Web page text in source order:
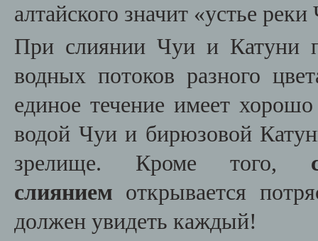
алтайского значит «устье
При слиянии Чуи и Катуни
водных потоков разного
единое течение имеет
водой Чуи и бирюзовой
зрелище. Кроме того,
слиянием открывается
должен увидеть каждый!